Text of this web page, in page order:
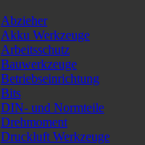
Abzieher
Akku Werkzeuge
Arbeitsschutz
Bauwerkzeuge
Betriebseinrichtung
Bits
DIN- und Normteile
Drehmoment
Druckluft Werkzeuge